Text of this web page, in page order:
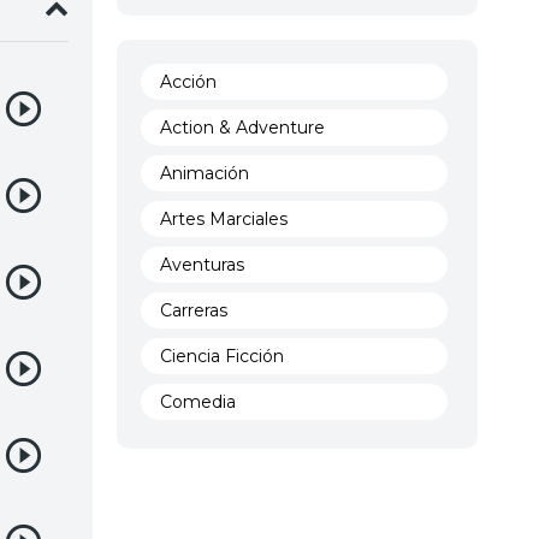
Acción
Action & Adventure
Animación
Artes Marciales
Aventuras
Carreras
Ciencia Ficción
Comedia